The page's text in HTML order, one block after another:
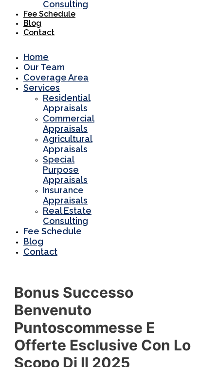
Consulting
Fee Schedule
Blog
Contact
Home
Our Team
Coverage Area
Services
Residential
Appraisals
Commercial
Appraisals
Agricultural
Appraisals
Special
Purpose
Appraisals
Insurance
Appraisals
Real Estate
Consulting
Fee Schedule
Blog
Contact
Bonus Successo
Benvenuto
Puntoscommesse E
Offerte Esclusive Con Lo
Scopo Di Il 2025